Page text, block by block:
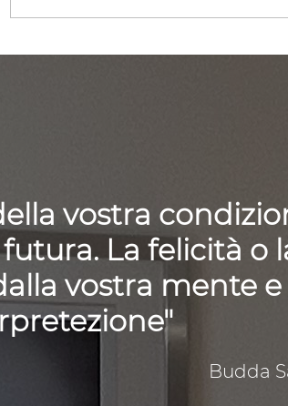
vostra
La felicità o
vostra mente e
Budda